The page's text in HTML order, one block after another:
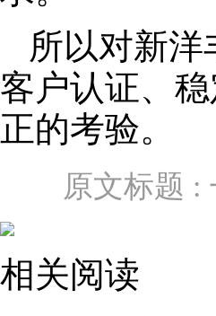
所以对新
客户认证、
正的考验。
原文标题 :
相关阅读